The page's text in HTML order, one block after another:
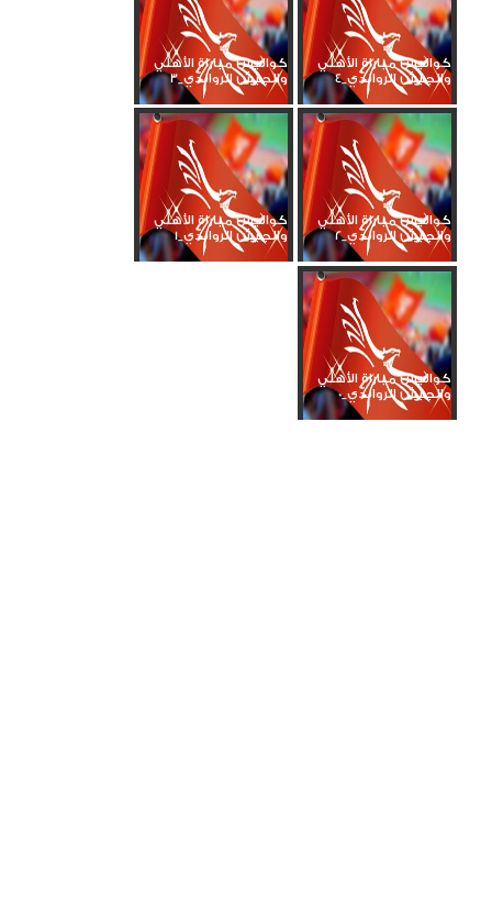
كواليس مباراة الأهلي
والجيش الرواندي_4
كواليس مباراة الأهلي
والجيش الرواندي_3
كواليس مباراة الأهلي
والجيش الرواندي_2
كواليس مباراة الأهلي
والجيش الرواندي_1
كواليس مباراة الأهلي
والجيش الرواندي_0